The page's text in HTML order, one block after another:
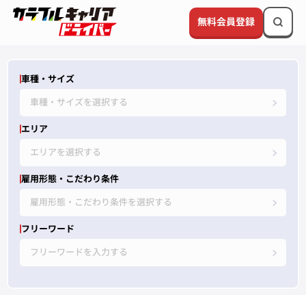
無料会員登録
車種・サイズ
車種・サイズを選択する
エリア
エリアを選択する
雇用形態・こだわり条件
雇用形態・こだわり条件を選択する
フリーワード
フリーワードを入力する